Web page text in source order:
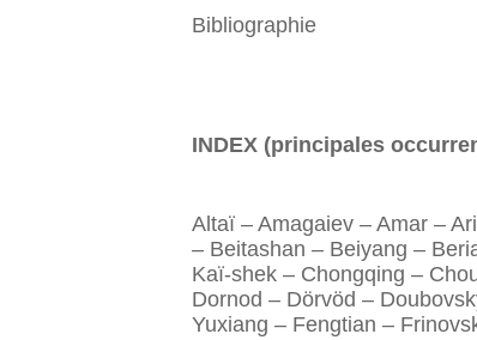
Bibliographie
INDEX (principales
Altaï – Amagaiev – Amar –
– Beitashan – Beiyang –
Kaï-shek – Chongqing –
Dornod – Dörvöd –
Yuxiang – Fengtian –